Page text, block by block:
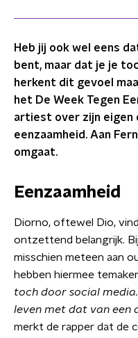
Heb jij ook wel eens
bent, maar dat je je
herkent dit gevoel
het De Week Tegen
artiest over zijn eigen
eenzaamheid. Aan
omgaat.
Eenzaamheid
Diorno, oftewel Dio,
ontzettend belangrijk.
misschien meteen aan
hebben hiermee
toch door social
leven met dat van een
merkt de rapper dat de